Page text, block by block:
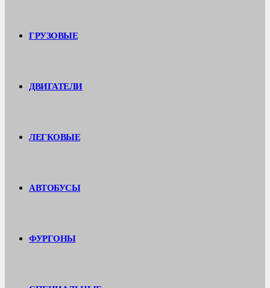
ГРУЗОВЫЕ
ДВИГАТЕЛИ
ЛЕГКОВЫЕ
АВТОБУСЫ
ФУРГОНЫ